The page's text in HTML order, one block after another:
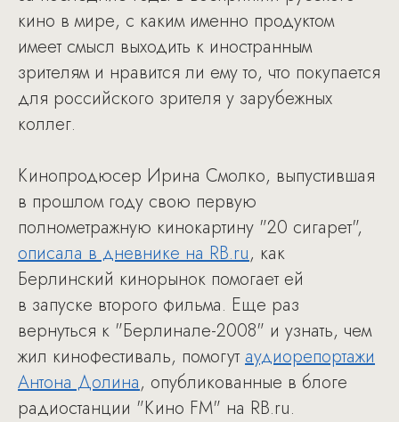
кино в мире, с каким именно продуктом
имеет смысл выходить к иностранным
зрителям и нравится ли ему то, что покупается
для российского зрителя у зарубежных
коллег.
Кинопродюсер Ирина Смолко, выпустившая
в прошлом году свою первую
полнометражную кинокартину "20 сигарет",
описала в дневнике на RB.ru, как
Берлинский кинорынок помогает ей
в запуске второго фильма. Еще раз
вернуться к "Берлинале-2008" и узнать, чем
жил кинофестиваль, помогут аудиорепортажи
Антона Долина, опубликованные в блоге
радиостанции "Кино FM" на RB.ru.